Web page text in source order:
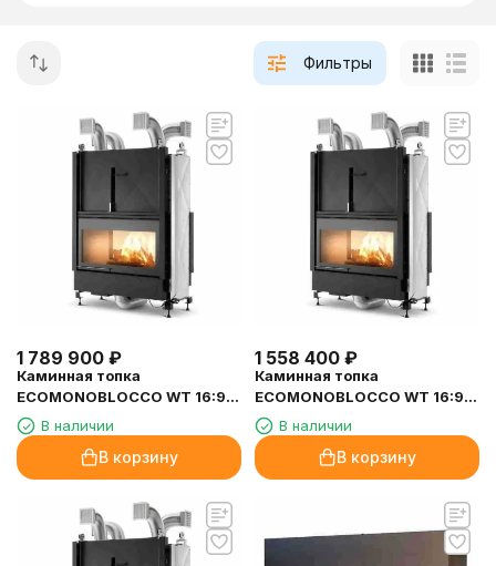
Фильтры
1 789 900 ₽
Каминная топка
ECOMONOBLOCCO WT 16:9B
V13 Eplus (Palazzetti)
В наличии
В корзину
1 558 400 ₽
Каминная топка
ECOMONOBLOCCO WT 16:9B
V13 (Palazzetti)
В наличии
В корзину